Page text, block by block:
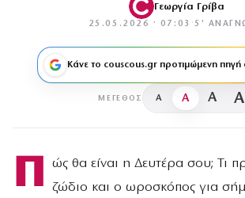
Γεωργία Γρίβα
25.05.2026 · 07:03 ·5′
Κάνε το couscous.gr προτιμώμενη
ΜΈΓΕΘΟΣ A A A A
Π
ώς θα είναι η Δευτέρα σου; Τι
ζώδιο και ο ωροσκόπος για